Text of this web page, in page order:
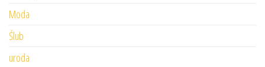
Moda
Ślub
uroda